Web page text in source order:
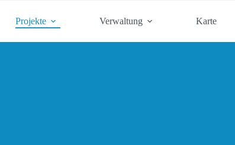
Projekte Verwaltung Karte